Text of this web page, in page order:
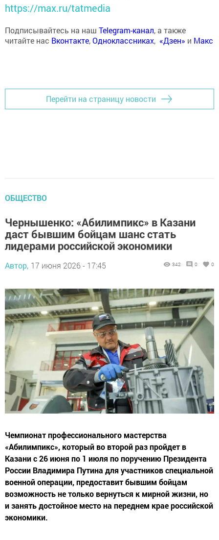
https://max.ru/tatmedia
Подписывайтесь на наш Telegram-канал, а также
читайте нас Вконтакте,Одноклассниках, «Дзен» и Макс
Перейти на страницу новости
ОБЩЕСТВО
Чернышенко: «Абилимпикс» в Казани
даст бывшим бойцам шанс стать
лидерами российской экономики
Автор, 17 июня 2026 - 17:45 342 0 0
Чемпионат профессионального мастерства
«Абилимпикс», который во второй раз пройдет в
Казани с 26 июня по 1 июля по поручению Президента
России Владимира Путина для участников специальной
военной операции, предоставит бывшим бойцам
возможность не только вернуться к мирной жизни, но
и занять достойное место на переднем крае российской
экономики.